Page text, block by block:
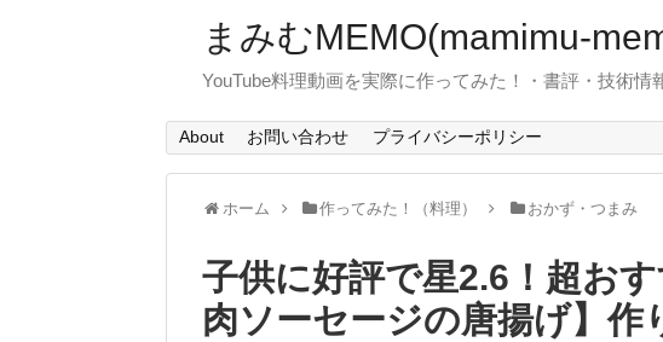
まみむMEMO(mamimu-
YouTube料理動画を実際に作ってみた！・書評・技術
About お問い合わせ プライバシーポリシー
ホーム 作ってみた！（料理） おかず・つまみ
子供に好評で星2.6！超お
肉ソーセージの唐揚げ】作